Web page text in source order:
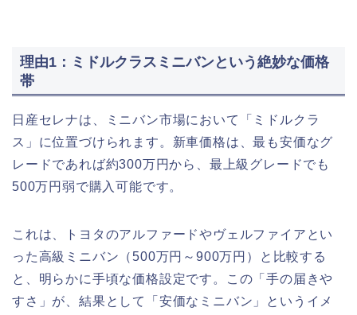
理由1：ミドルクラスミニバンという絶妙な価格
帯
日産セレナは、ミニバン市場において「ミドルクラ
ス」に位置づけられます。新車価格は、最も安価なグ
レードであれば約300万円から、最上級グレードでも
500万円弱で購入可能です。
これは、トヨタのアルファードやヴェルファイアとい
った高級ミニバン（500万円～900万円）と比較する
と、明らかに手頃な価格設定です。この「手の届きや
すさ」が、結果として「安価なミニバン」というイメ